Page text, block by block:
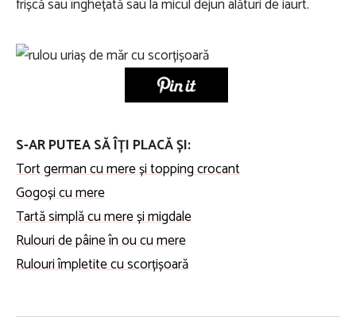
frișcă sau înghețată sau la micul dejun alături de iaurt.
S-AR PUTEA SĂ ÎȚI PLACĂ ȘI:
Tort german cu mere și topping crocant
Gogoși cu mere
Tartă simplă cu mere și migdale
Rulouri de pâine în ou cu mere
Rulouri împletite cu scorțișoară